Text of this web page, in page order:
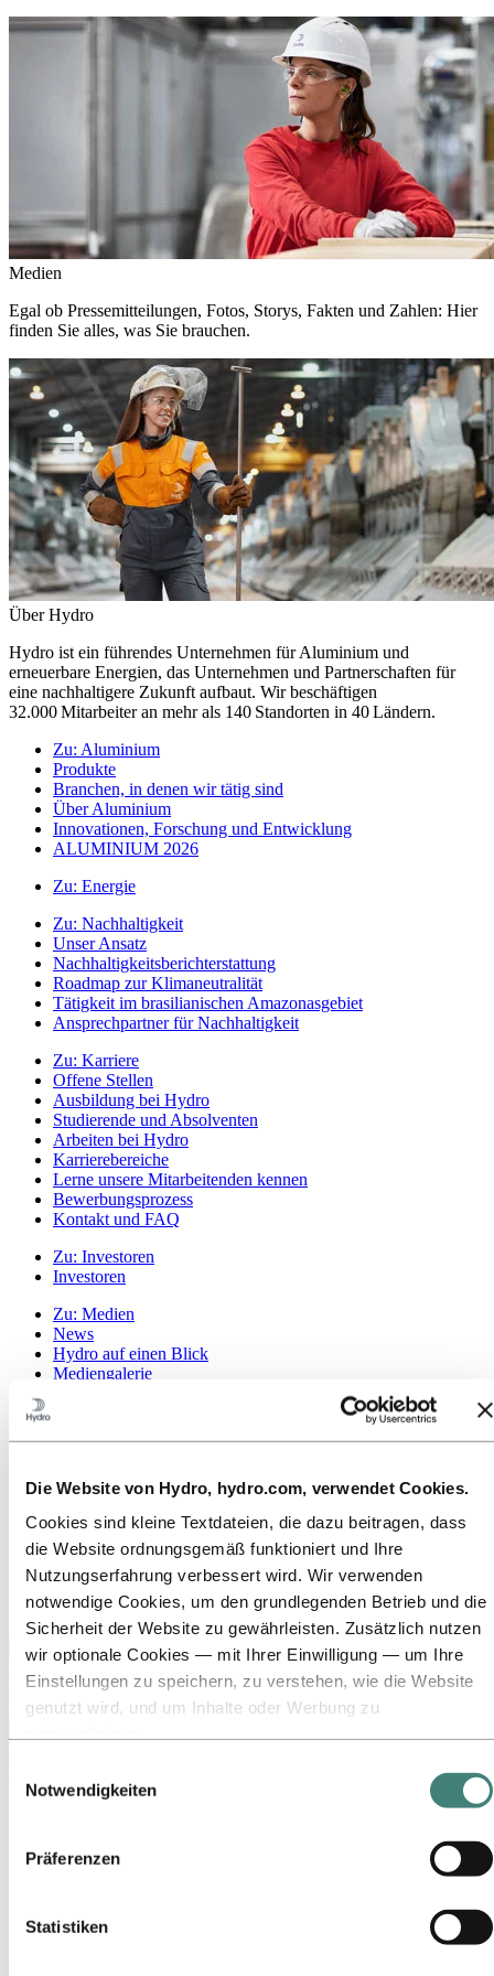
Die Website von Hydro, hydro.com, verwendet Cookies.
Cookies sind kleine Textdateien, die dazu beitragen, dass
die Website ordnungsgemäß funktioniert und Ihre
Nutzungserfahrung verbessert wird. Wir verwenden
notwendige Cookies, um den grundlegenden Betrieb und die
Sicherheit der Website zu gewährleisten. Zusätzlich nutzen
wir optionale Cookies — mit Ihrer Einwilligung — um Ihre
Einstellungen zu speichern, zu verstehen, wie die Website
genutzt wird, und um Inhalte oder Werbung zu
Tools wir für Sicherheits‑, Analyse‑ oder Werbezwecke
verwenden. Diese Drittanbieter können die Informationen,
die sie über Ihre Nutzung unserer Website sammeln, mit
anderen Daten kombinieren, die Sie ihnen bereitgestellt
gesammelt haben. Der Drittanbieter, der für ein
Notwendigkeiten
Präferenzen
Statistiken
Medien
Egal ob Pressemitteilungen, Fotos, Storys, Fakten und Zahlen: Hier
finden Sie alles, was Sie brauchen.
Über Hydro
Hydro ist ein führendes Unternehmen für Aluminium und
erneuerbare Energien, das Unternehmen und Partnerschaften für
eine nachhaltigere Zukunft aufbaut. Wir beschäftigen
32.000 Mitarbeiter an mehr als 140 Standorten in 40 Ländern.
Zu: Aluminium
Produkte
Branchen, in denen wir tätig sind
Über Aluminium
Innovationen, Forschung und Entwicklung
ALUMINIUM 2026
Zu: Energie
Zu: Nachhaltigkeit
Unser Ansatz
Nachhaltigkeitsberichterstattung
Roadmap zur Klimaneutralität
Tätigkeit im brasilianischen Amazonasgebiet
Ansprechpartner für Nachhaltigkeit
Zu: Karriere
Offene Stellen
Ausbildung bei Hydro
Studierende und Absolventen
Arbeiten bei Hydro
Karrierebereiche
Lerne unsere Mitarbeitenden kennen
Bewerbungsprozess
Kontakt und FAQ
Zu: Investoren
Investoren
Zu: Medien
News
Hydro auf einen Blick
Mediengalerie
Unsere Strategie
Standorte in Deutschland
Standorte in der Schweiz
Publications
Beschaffung
Berichte von Hydro
Zurück zum Hauptmenü
Mediengalerie
Transaktion zwischen Hydro und Vale wird heute vollzogen